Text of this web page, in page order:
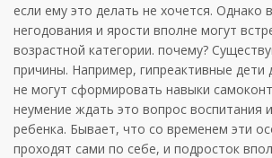
если ему это делать не хочется. Однако
негодования и ярости вполне могут
возрастной категории. почему?
причины. Например, гипреактивные дети
не могут сформировать навыки
неумение ждать это вопрос воспитания
ребенка. Бывает, что со временем эти
проходят сами по себе, и подросток